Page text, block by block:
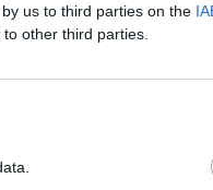
us to third parties on the
other third parties.
όπως ο
-
τελευταία έχει
των